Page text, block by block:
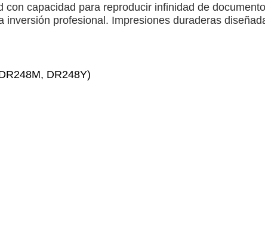
con capacidad para reproducir infinidad de
profesional. Impresiones duraderas
DR248Y)